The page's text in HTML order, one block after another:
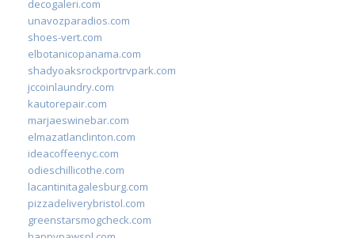
decogaleri.com
unavozparadios.com
shoes-vert.com
elbotanicopanama.com
shadyoaksrockportrvpark.com
jccoinlaundry.com
kautorepair.com
marjaeswinebar.com
elmazatlanclinton.com
ideacoffeenyc.com
odieschillicothe.com
lacantinitagalesburg.com
pizzadeliverybristol.com
greenstarsmogcheck.com